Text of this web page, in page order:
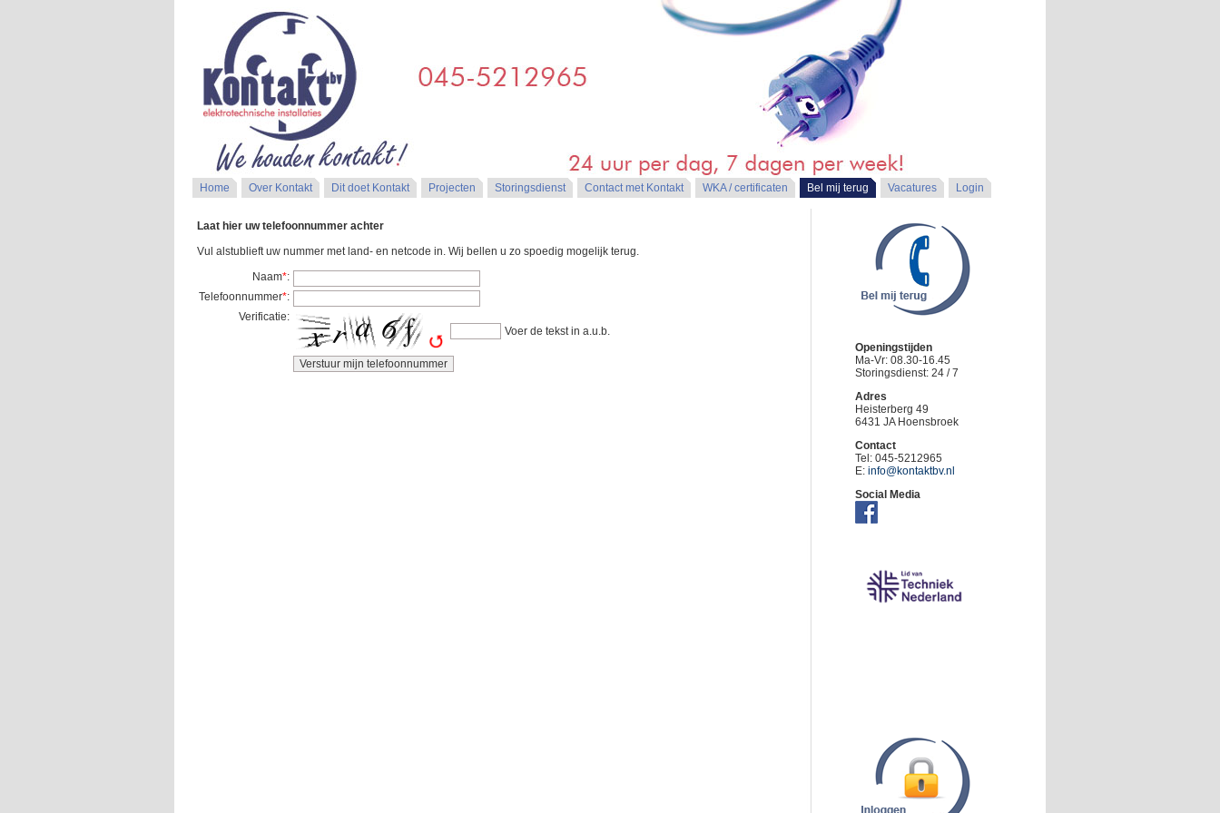
Home Over Kontakt Dit doet Kontakt Projecten Storingsdienst Contact met Kontakt WKA / certificaten Bel mij terug Vacatures Login
Laat hier uw telefoonnummer achter
Vul alstublieft uw nummer met land- en netcode in. Wij bellen u zo spoedig mogelijk terug.
Naam*:
Telefoonnummer*:
Verificatie:
Voer de tekst in a.u.b.
Openingstijden
Ma-Vr: 08.30-16.45
Storingsdienst: 24 / 7
Adres
Heisterberg 49
6431 JA Hoensbroek
Contact
Tel: 045-5212965
E: info@kontaktbv.nl
Social Media